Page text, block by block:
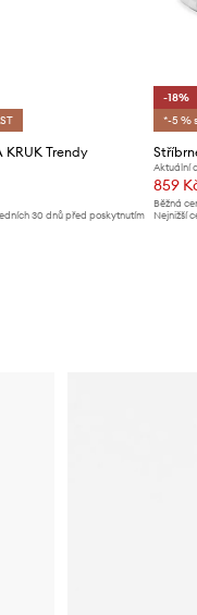
Trendy
30 dnů před poskytnutím
-18%
*-5 %
Aktuální
859
Běžná
Nejnižší